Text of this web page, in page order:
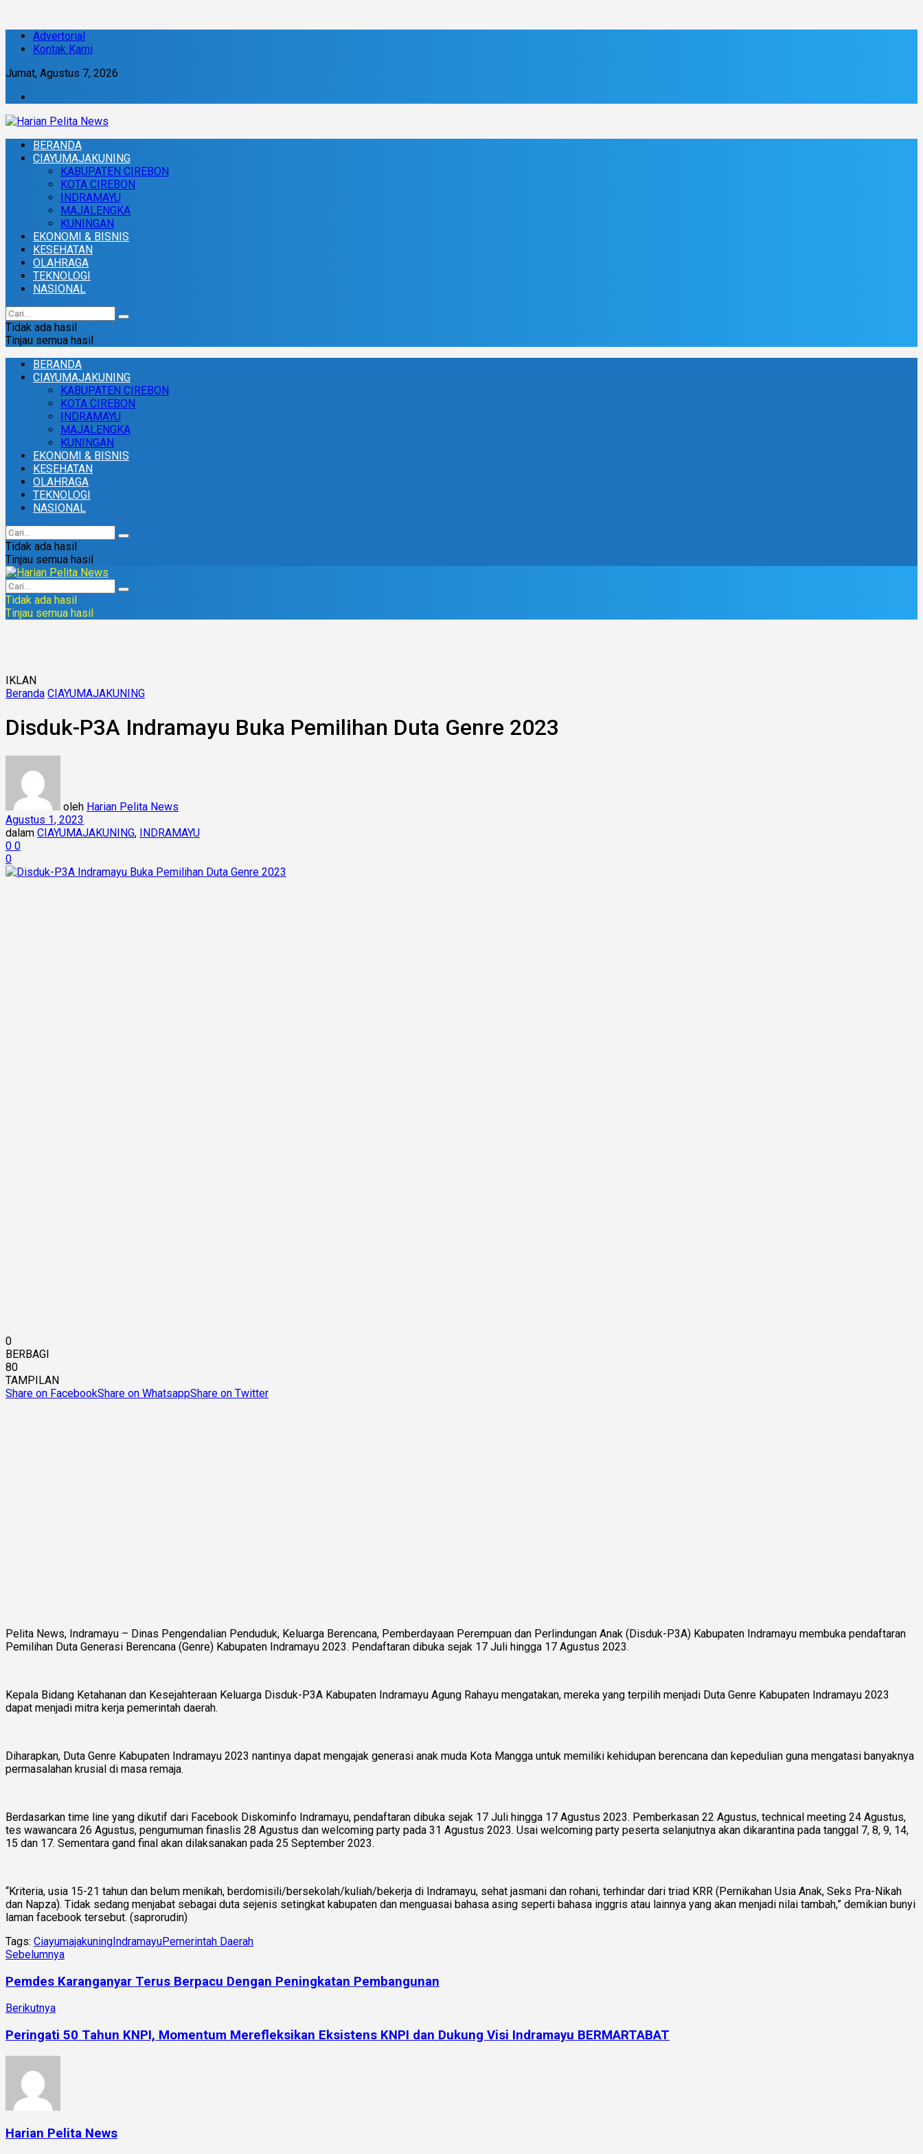
Advertorial
Kontak Kami
Jumat, Agustus 7, 2026
BERANDA
CIAYUMAJAKUNING
KABUPATEN CIREBON
KOTA CIREBON
INDRAMAYU
MAJALENGKA
KUNINGAN
EKONOMI & BISNIS
KESEHATAN
OLAHRAGA
TEKNOLOGI
NASIONAL
Tidak ada hasil
Tinjau semua hasil
BERANDA
CIAYUMAJAKUNING
KABUPATEN CIREBON
KOTA CIREBON
INDRAMAYU
MAJALENGKA
KUNINGAN
EKONOMI & BISNIS
KESEHATAN
OLAHRAGA
TEKNOLOGI
NASIONAL
Tidak ada hasil
Tinjau semua hasil
Tidak ada hasil
Tinjau semua hasil
IKLAN
Beranda CIAYUMAJAKUNING
Disduk-P3A Indramayu Buka Pemilihan Duta Genre 2023
oleh Harian Pelita News
Agustus 1, 2023
dalam CIAYUMAJAKUNING, INDRAMAYU
0 0
0
0
BERBAGI
80
TAMPILAN
Share on FacebookShare on WhatsappShare on Twitter
Pelita News, Indramayu – Dinas Pengendalian Penduduk, Keluarga Berencana, Pemberdayaan Perempuan dan Perlindungan Anak (Disduk-P3A) Kabupaten Indramayu membuka pendaftaran
Pemilihan Duta Generasi Berencana (Genre) Kabupaten Indramayu 2023. Pendaftaran dibuka sejak 17 Juli hingga 17 Agustus 2023.
Kepala Bidang Ketahanan dan Kesejahteraan Keluarga Disduk-P3A Kabupaten Indramayu Agung Rahayu mengatakan, mereka yang terpilih menjadi Duta Genre Kabupaten Indramayu 2023
dapat menjadi mitra kerja pemerintah daerah.
Diharapkan, Duta Genre Kabupaten Indramayu 2023 nantinya dapat mengajak generasi anak muda Kota Mangga untuk memiliki kehidupan berencana dan kepedulian guna mengatasi banyaknya
permasalahan krusial di masa remaja.
Berdasarkan time line yang dikutif dari Facebook Diskominfo Indramayu, pendaftaran dibuka sejak 17 Juli hingga 17 Agustus 2023. Pemberkasan 22 Agustus, technical meeting 24 Agustus,
tes wawancara 26 Agustus, pengumuman finaslis 28 Agustus dan welcoming party pada 31 Agustus 2023. Usai welcoming party peserta selanjutnya akan dikarantina pada tanggal 7, 8, 9, 14,
15 dan 17. Sementara gand final akan dilaksanakan pada 25 September 2023.
“Kriteria, usia 15-21 tahun dan belum menikah, berdomisili/bersekolah/kuliah/bekerja di Indramayu, sehat jasmani dan rohani, terhindar dari triad KRR (Pernikahan Usia Anak, Seks Pra-Nikah
dan Napza). Tidak sedang menjabat sebagai duta sejenis setingkat kabupaten dan menguasai bahasa asing seperti bahasa inggris atau lainnya yang akan menjadi nilai tambah,” demikian bunyi
laman facebook tersebut. (saprorudin)
Tags: CiayumajakuningIndramayuPemerintah Daerah
Sebelumnya
Pemdes Karanganyar Terus Berpacu Dengan Peningkatan Pembangunan
Berikutnya
Peringati 50 Tahun KNPI, Momentum Merefleksikan Eksistens KNPI dan Dukung Visi Indramayu BERMARTABAT
Harian Pelita News